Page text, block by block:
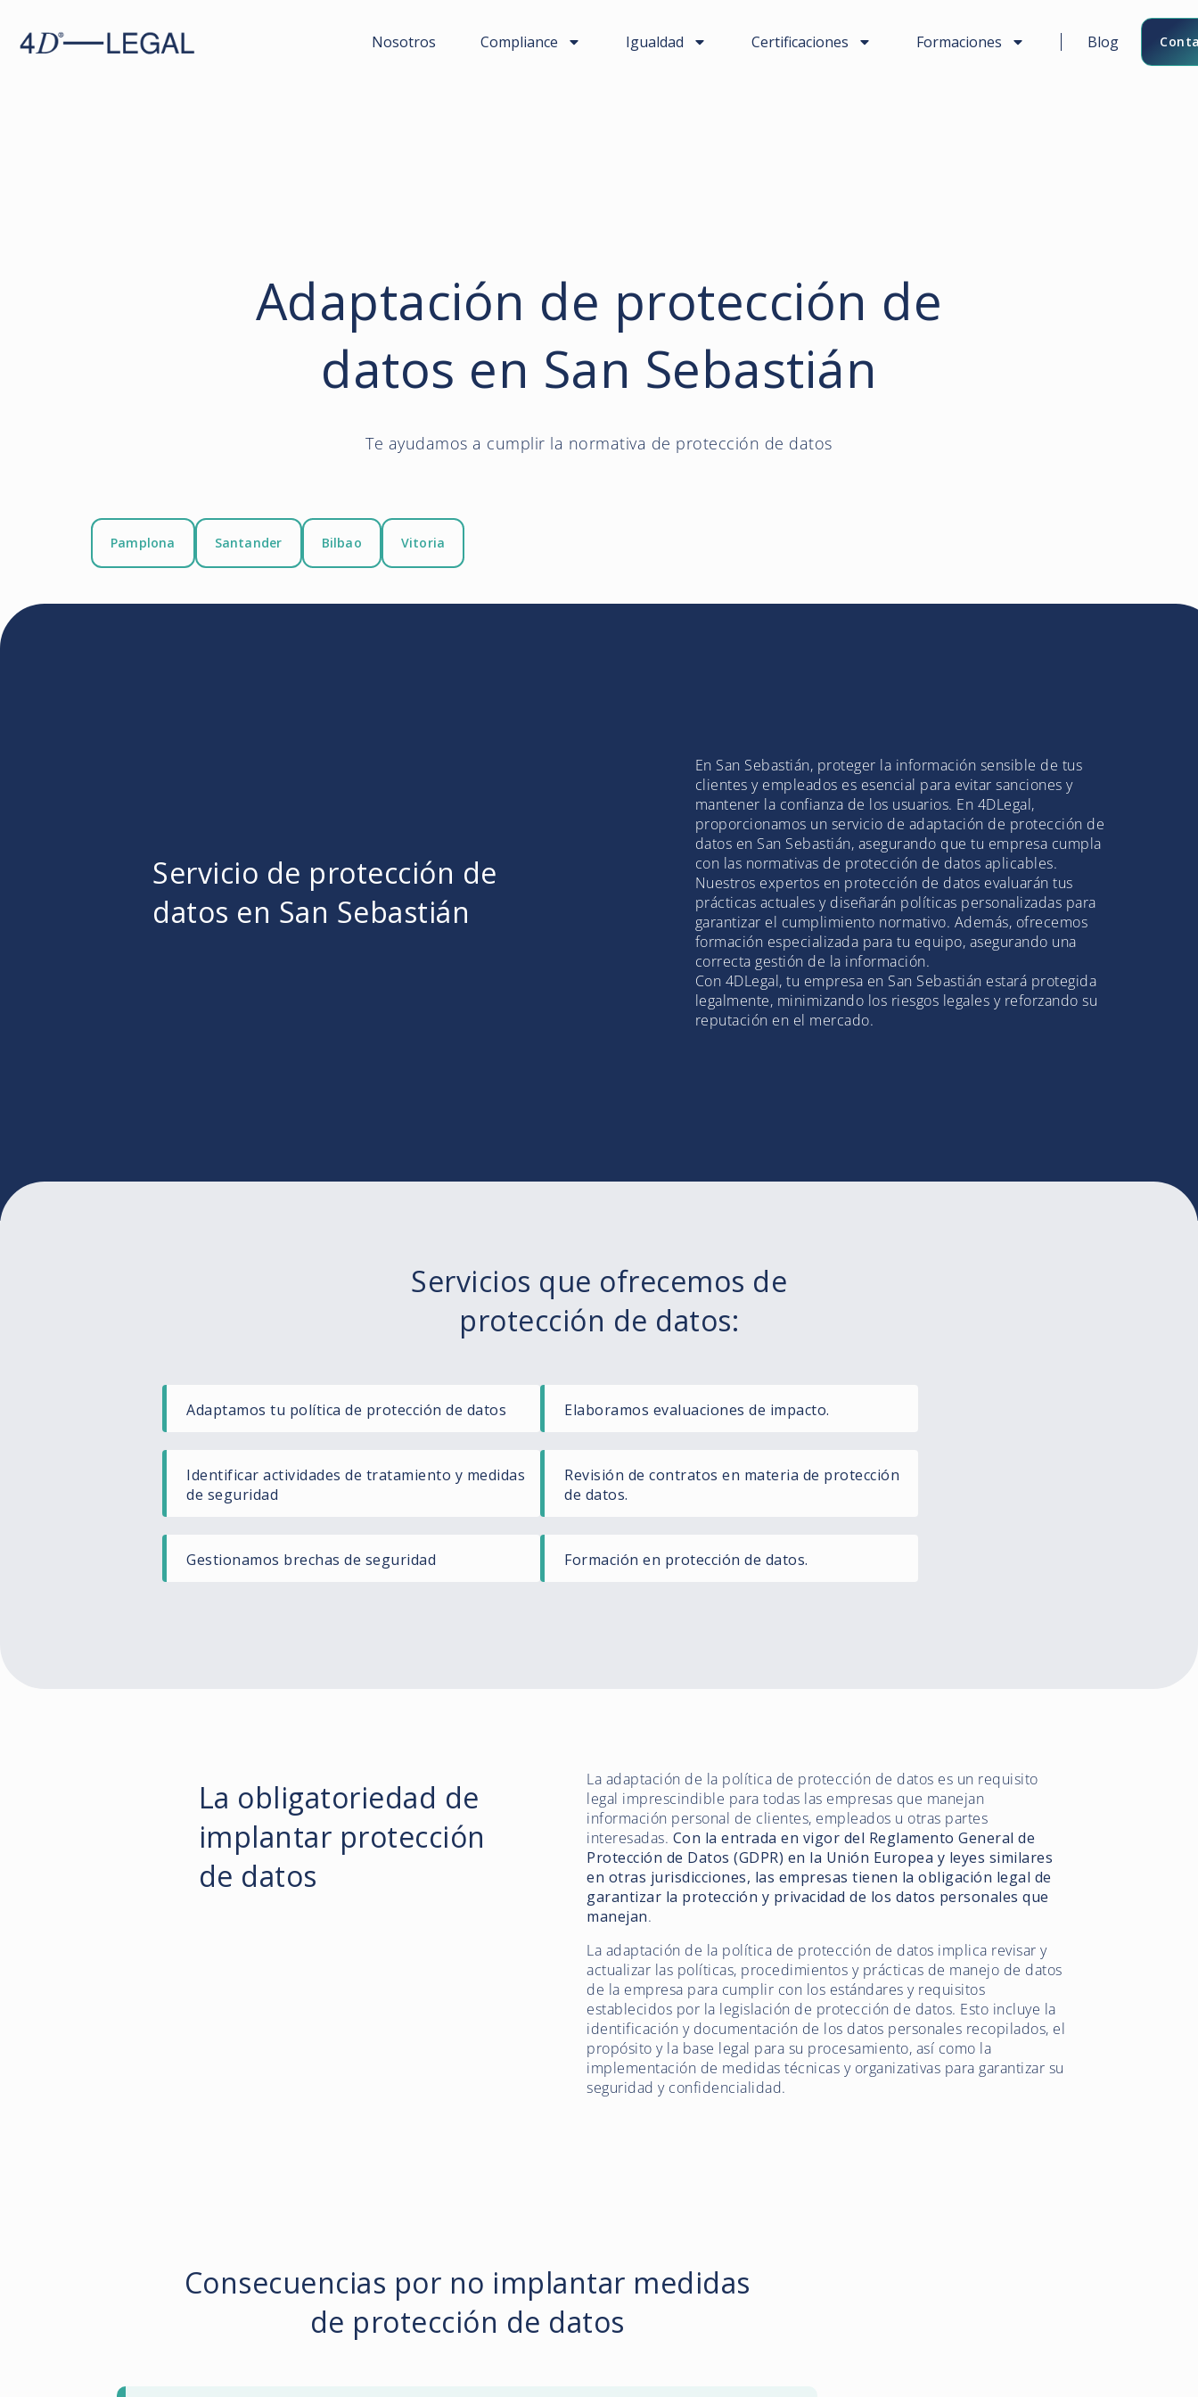
Nosotros Compliance Igualdad Certificaciones Formaciones Blog
Adaptación de protección de
datos en San Sebastián
Te ayudamos a cumplir la normativa de protección de datos
Pamplona Santander Bilbao Vitoria
Servicio de protección de
datos en San Sebastián
En San Sebastián, proteger la información sensible de tus
clientes y empleados es esencial para evitar sanciones y
mantener la confianza de los usuarios. En 4DLegal,
proporcionamos un servicio de adaptación de protección de
datos en San Sebastián, asegurando que tu empresa cumpla
con las normativas de protección de datos aplicables.
Nuestros expertos en protección de datos evaluarán tus
prácticas actuales y diseñarán políticas personalizadas para
garantizar el cumplimiento normativo. Además, ofrecemos
formación especializada para tu equipo, asegurando una
correcta gestión de la información.
Con 4DLegal, tu empresa en San Sebastián estará protegida
legalmente, minimizando los riesgos legales y reforzando su
reputación en el mercado.
Servicios que ofrecemos de
protección de datos:
Adaptamos tu política de protección de datos Elaboramos evaluaciones de impacto.
Identificar actividades de tratamiento y medidas
de seguridad
Revisión de contratos en materia de protección
de datos.
Gestionamos brechas de seguridad Formación en protección de datos.
La obligatoriedad de
implantar protección
de datos
La adaptación de la política de protección de datos es un requisito
legal imprescindible para todas las empresas que manejan
información personal de clientes, empleados u otras partes
interesadas. Con la entrada en vigor del Reglamento General de
Protección de Datos (GDPR) en la Unión Europea y leyes similares
en otras jurisdicciones, las empresas tienen la obligación legal de
garantizar la protección y privacidad de los datos personales que
manejan.
La adaptación de la política de protección de datos implica revisar y
actualizar las políticas, procedimientos y prácticas de manejo de datos
de la empresa para cumplir con los estándares y requisitos
establecidos por la legislación de protección de datos. Esto incluye la
identificación y documentación de los datos personales recopilados, el
propósito y la base legal para su procesamiento, así como la
implementación de medidas técnicas y organizativas para garantizar su
seguridad y confidencialidad.
Consecuencias por no implantar medidas
de protección de datos